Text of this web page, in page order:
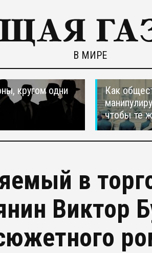
В МИРЕ
кругом одни
Как
чтобы те
в
Виктор